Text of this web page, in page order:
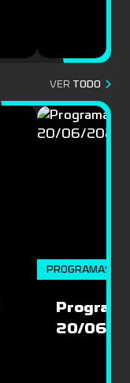
VER TODO
PROGRAMAS
20/06/